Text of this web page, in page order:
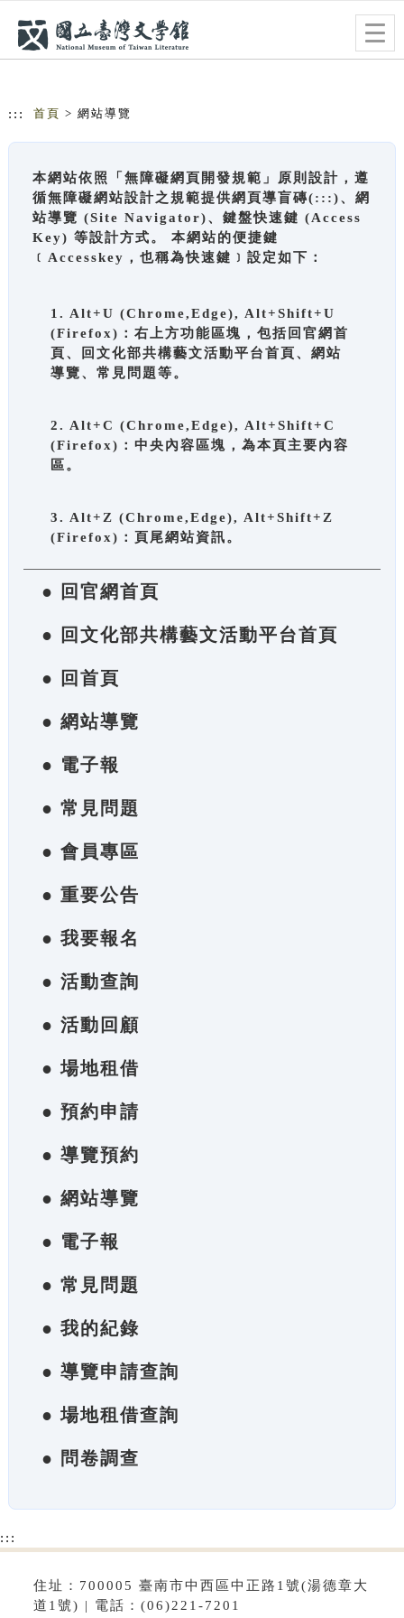
::: 首頁 > 網站導覽
本網站依照「無障礙網頁開發規範」原則設計，遵
循無障礙網站設計之規範提供網頁導盲磚(:::)、網
站導覽 (Site Navigator)、鍵盤快速鍵 (Access
Key) 等設計方式。 本網站的便捷鍵
﹝Accesskey，也稱為快速鍵﹞設定如下：
1. Alt+U (Chrome,Edge), Alt+Shift+U
(Firefox)：右上方功能區塊，包括回官網首
頁、回文化部共構藝文活動平台首頁、網站
導覽、常見問題等。
2. Alt+C (Chrome,Edge), Alt+Shift+C
(Firefox)：中央內容區塊，為本頁主要內容
區。
3. Alt+Z (Chrome,Edge), Alt+Shift+Z
(Firefox)：頁尾網站資訊。
● 回官網首頁
● 回文化部共構藝文活動平台首頁
● 回首頁
● 網站導覽
● 電子報
● 常見問題
● 會員專區
● 重要公告
● 我要報名
● 活動查詢
● 活動回顧
● 場地租借
● 預約申請
● 導覽預約
● 網站導覽
● 電子報
● 常見問題
● 我的紀錄
● 導覽申請查詢
● 場地租借查詢
● 問卷調查
:::
住址：700005 臺南市中西區中正路1號(湯德章大
道1號) | 電話：(06)221-7201